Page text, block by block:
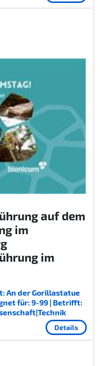
auf dem
im
im
An der Gorillastatue
für: 9-99 | Betrifft:
Details